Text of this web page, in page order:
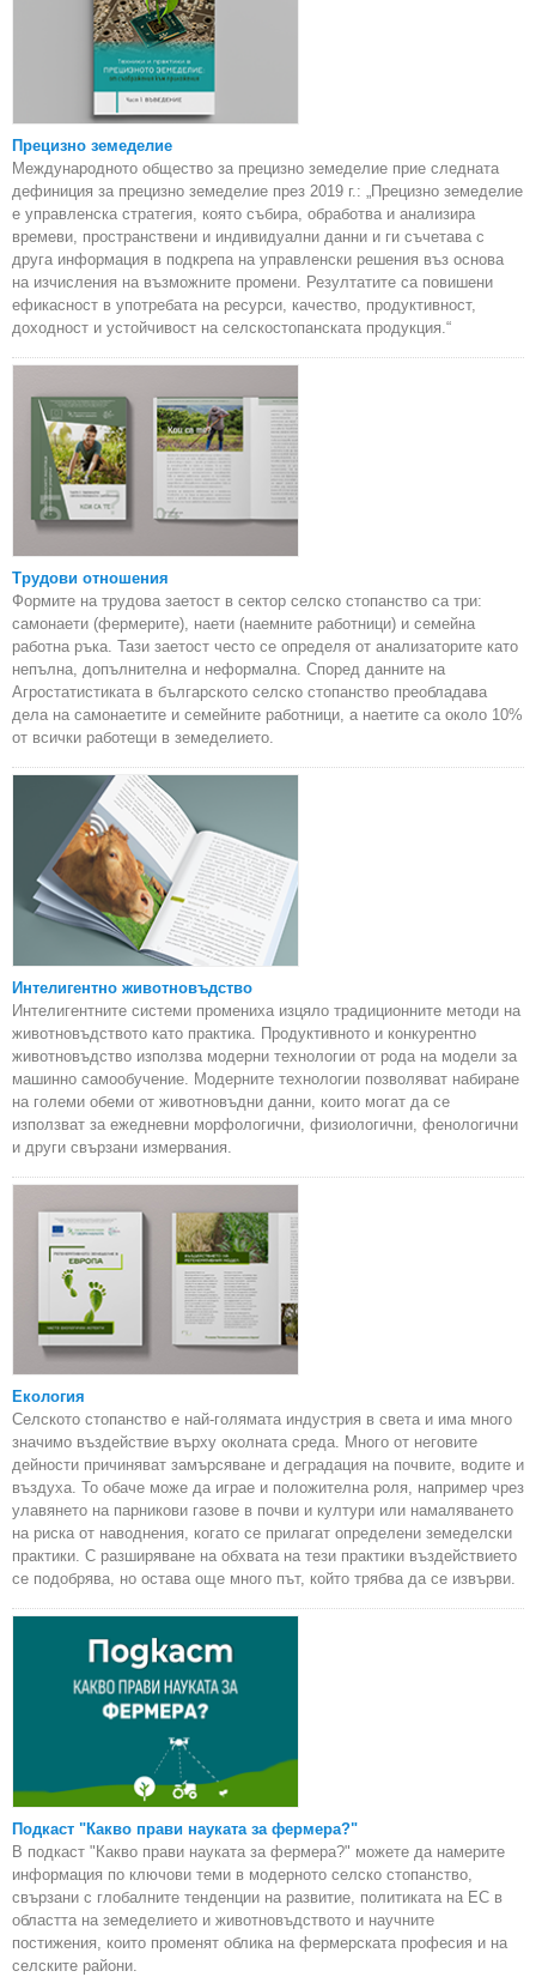
Прецизно земеделие
Международното общество за прецизно земеделие прие следната
дефиниция за прецизно земеделие през 2019 г.: „Прецизно земеделие
е управленска стратегия, която събира, обработва и анализира
времеви, пространствени и индивидуални данни и ги съчетава с
друга информация в подкрепа на управленски решения въз основа
на изчисления на възможните промени. Резултатите са повишени
ефикасност в употребата на ресурси, качество, продуктивност,
доходност и устойчивост на селскостопанската продукция.“
Трудови отношения
Формите на трудова заетост в сектор селско стопанство са три:
самонаети (фермерите), наети (наемните работници) и семейна
работна ръка. Тази заетост често се определя от анализаторите като
непълна, допълнителна и неформална. Според данните на
Агростатистиката в българското селско стопанство преобладава
дела на самонаетите и семейните работници, а наетите са около 10%
от всички работещи в земеделието.
Интелигентно животновъдство
Интелигентните системи промениха изцяло традиционните методи на
животновъдството като практика. Продуктивното и конкурентно
животновъдство използва модерни технологии от рода на модели за
машинно самообучение. Модерните технологии позволяват набиране
на големи обеми от животновъдни данни, които могат да се
използват за ежедневни морфологични, физиологични, фенологични
и други свързани измервания.
Екология
Селското стопанство е най-голямата индустрия в света и има много
значимо въздействие върху околната среда. Много от неговите
дейности причиняват замърсяване и деградация на почвите, водите и
въздуха. То обаче може да играе и положителна роля, например чрез
улавянето на парникови газове в почви и култури или намаляването
на риска от наводнения, когато се прилагат определени земеделски
практики. С разширяване на обхвата на тези практики въздействието
се подобрява, но остава още много път, който трябва да се извърви.
Подкаст "Какво прави науката за фермера?"
В подкаст "Какво прави науката за фермера?" можете да намерите
информация по ключови теми в модерното селско стопанство,
свързани с глобалните тенденции на развитие, политиката на ЕС в
областта на земеделието и животновъдството и научните
постижения, които променят облика на фермерската професия и на
селските райони.